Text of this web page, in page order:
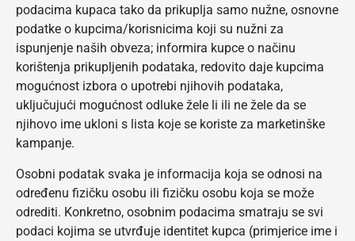
podacima kupaca tako da prikuplja samo nužne, osnovne
podatke o kupcima/korisnicima koji su nužni za
ispunjenje naših obveza; informira kupce o načinu
korištenja prikupljenih podataka, redovito daje kupcima
mogućnost izbora o upotrebi njihovih podataka,
uključujući mogućnost odluke žele li ili ne žele da se
njihovo ime ukloni s lista koje se koriste za marketinške
kampanje.
Osobni podatak svaka je informacija koja se odnosi na
određenu fizičku osobu ili fizičku osobu koja se može
odrediti. Konkretno, osobnim podacima smatraju se svi
podaci kojima se utvrđuje identitet kupca (primjerice ime i